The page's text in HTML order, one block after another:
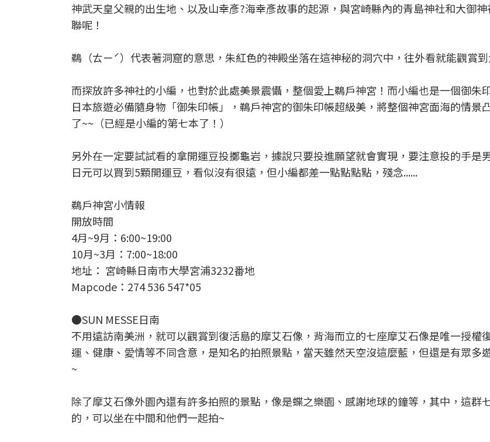
神武天皇父親的出生地、以及山幸彥?海幸彥故事的起源，與宮崎縣內的青島神社和大御
聯呢！
鵜（ㄊㄧˊ）代表著洞窟的意思，朱紅色的神殿坐落在這神秘的洞穴中，往外看就能觀賞到
而探放許多神社的小編，也對於此處美景震懾，整個愛上鵜戶神宮！而小編也是一個御朱
日本旅遊必備隨身物「御朱印帳」，鵜戶神宮的御朱印帳超級美，將整個神宮面海的情景
了~~（已經是小編的第七本了！）
另外在一定要試試看的拿開運豆投擲龜岩，據說只要投進願望就會實現，要注意投的手是
日元可以買到5顆開運豆，看似沒有很遠，但小編都差一點點點點，殘念......
鵜戶神宮小情報
開放時間
4月~9月：6:00~19:00
10月~3月：7:00~18:00
地址： 宮崎縣日南市大學宮浦3232番地
Mapcode：274 536 547*05
●SUN MESSE日南
不用遠訪南美洲，就可以觀賞到復活島的摩艾石像，背海而立的七座摩艾石像是唯一授權
運、健康、愛情等不同含意，是知名的拍照景點，當天雖然天空沒這麼藍，但還是有眾多
~
除了摩艾石像外園內還有許多拍照的景點，像是蝶之樂園、感謝地球的鐘等，其中，這群
的，可以坐在中間和他們一起拍~